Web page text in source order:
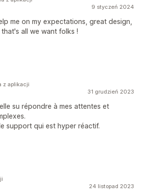
9 styczeń 2024
me on my expectations, great design,
all we want folks !
31 grudzień 2023
su répondre à mes attentes et
support qui est hyper réactif.
z aplikacji
24 listopad 2023